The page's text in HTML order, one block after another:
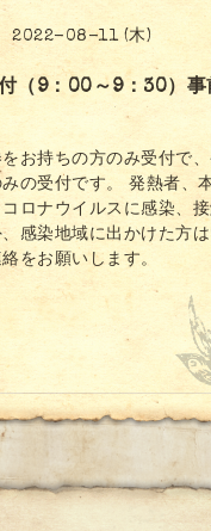
2022-08-11 (木)
（9：00～9：30）事
お持ちの方のみ受付で
の受付です。 発熱者、
ロナウイルスに感染、
感染地域に出かけた方
をお願いします。